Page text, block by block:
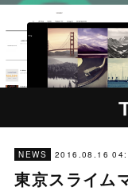
NEWS 2016.08.16
東京スライム